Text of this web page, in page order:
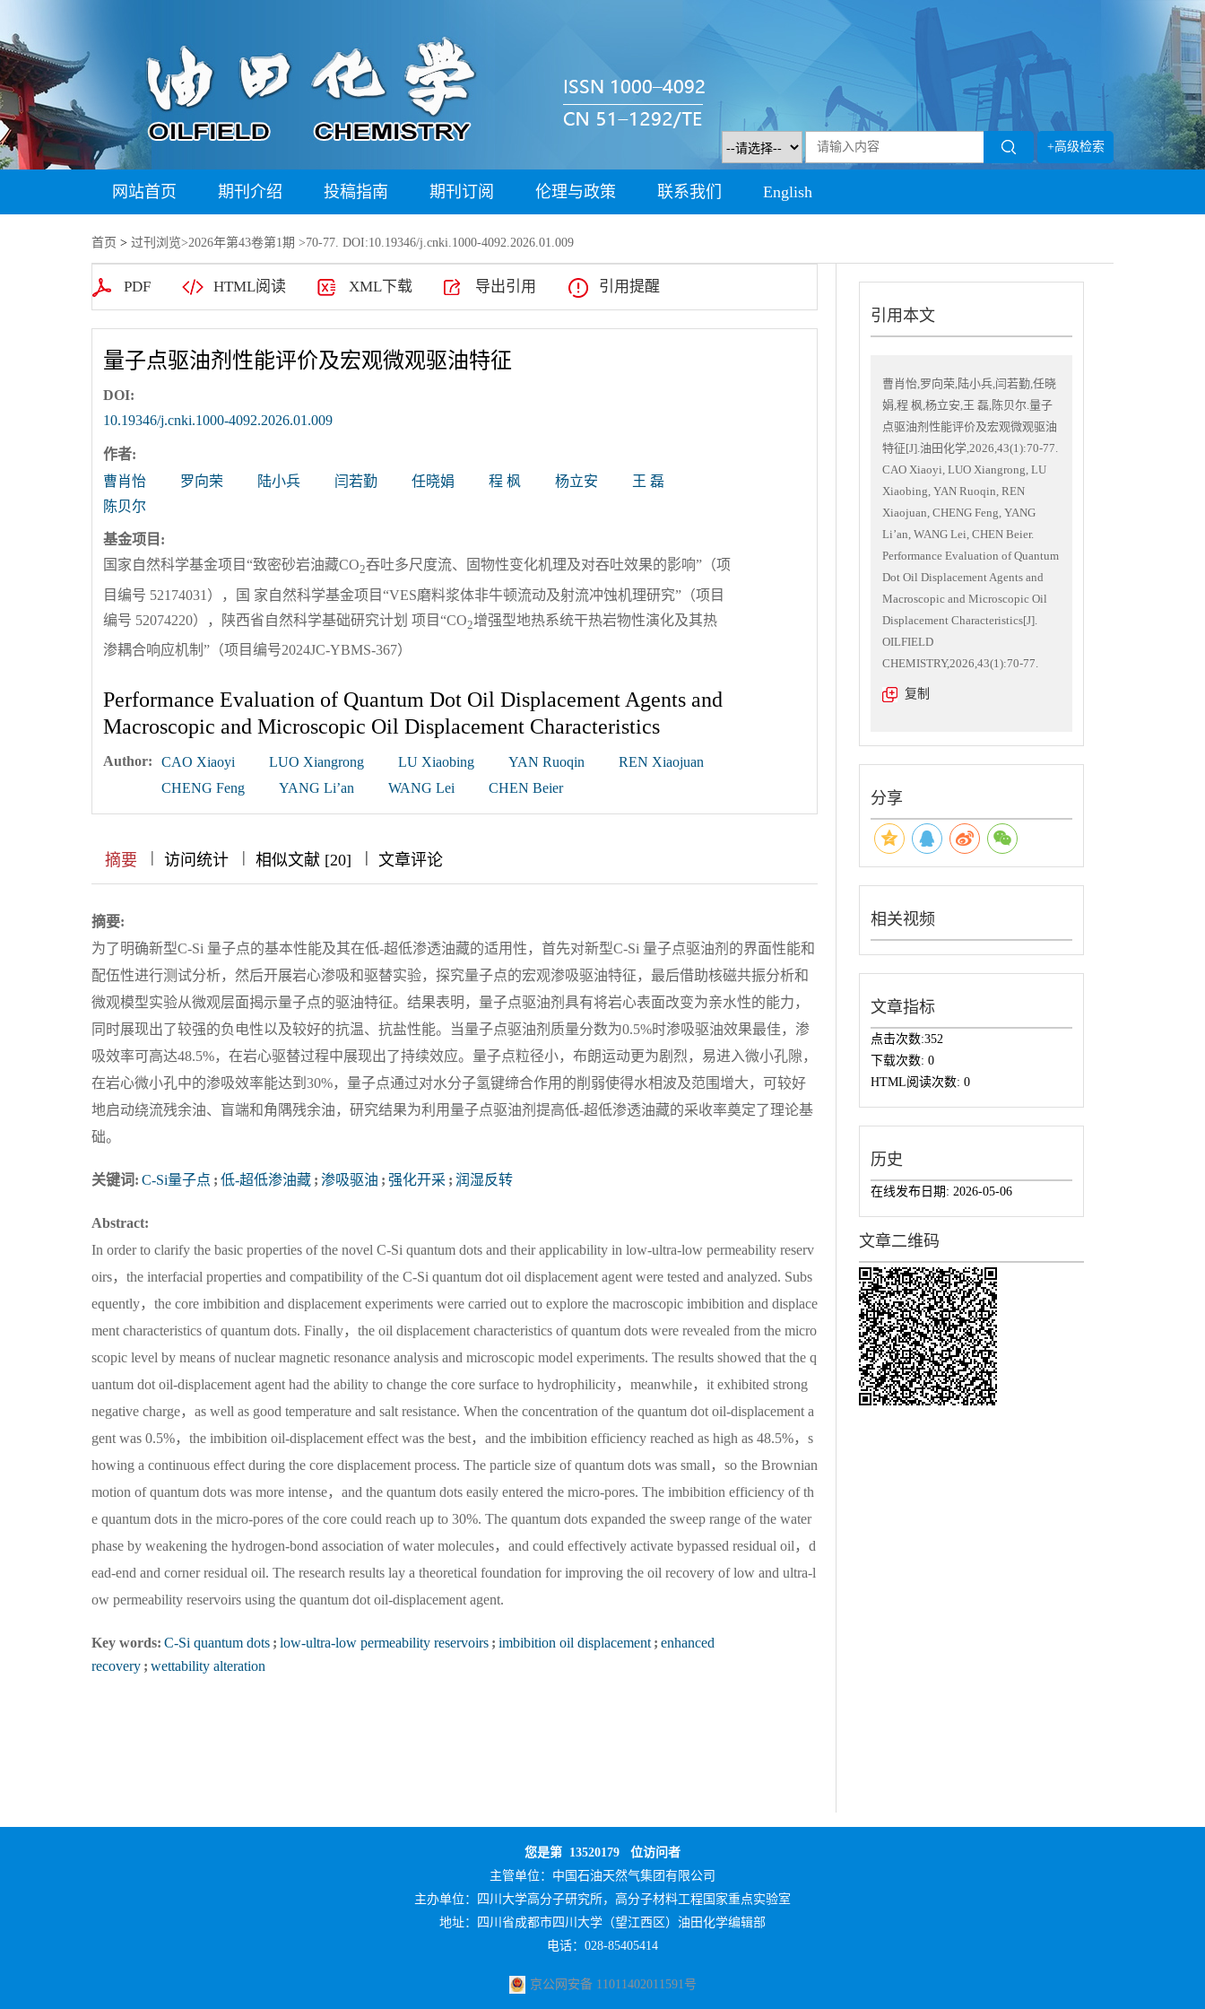
+高级检索
网站首页 期刊介绍 投稿指南 期刊订阅 伦理与政策 联系我们 English
首页 > 过刊浏览>2026年第43卷第1期 >70-77. DOI:10.19346/j.cnki.1000-4092.2026.01.009
PDF HTML阅读 XML下载 导出引用 引用提醒
量子点驱油剂性能评价及宏观微观驱油特征
DOI:
10.19346/j.cnki.1000-4092.2026.01.009
作者:
曹肖怡
罗向荣 陆小兵 闫若勤 任晓娟 程 枫 杨立安
王 磊
陈贝尔
基金项目:
国家自然科学基金项目“致密砂岩油藏CO2吞吐多尺度流、固物性变化机理及对吞吐效果的影响”（项
目编号 52174031），国 家自然科学基金项目“VES磨料浆体非牛顿流动及射流冲蚀机理研究”（项目
编号 52074220），陕西省自然科学基础研究计划 项目“CO2增强型地热系统干热岩物性演化及其热
渗耦合响应机制”（项目编号2024JC-YBMS-367）
Performance Evaluation of Quantum Dot Oil Displacement Agents and
Macroscopic and Microscopic Oil Displacement Characteristics
Author: CAO Xiaoyi LUO Xiangrong LU Xiaobing YAN Ruoqin
REN Xiaojuan
CHENG Feng
YANG Li’an WANG Lei CHEN Beier
摘要 || 访问统计 || 相似文献 [20] ||| 文章评论
摘要:
为了明确新型C-Si 量子点的基本性能及其在低-超低渗透油藏的适用性，首先对新型C-Si 量子点驱油剂的界面性能和
配伍性进行测试分析，然后开展岩心渗吸和驱替实验，探究量子点的宏观渗吸驱油特征，最后借助核磁共振分析和
微观模型实验从微观层面揭示量子点的驱油特征。结果表明，量子点驱油剂具有将岩心表面改变为亲水性的能力，
同时展现出了较强的负电性以及较好的抗温、抗盐性能。当量子点驱油剂质量分数为0.5%时渗吸驱油效果最佳，渗
吸效率可高达48.5%，在岩心驱替过程中展现出了持续效应。量子点粒径小，布朗运动更为剧烈，易进入微小孔隙，
在岩心微小孔中的渗吸效率能达到30%，量子点通过对水分子氢键缔合作用的削弱使得水相波及范围增大，可较好
地启动绕流残余油、盲端和角隅残余油，研究结果为利用量子点驱油剂提高低-超低渗透油藏的采收率奠定了理论基
础。
关键词: C-Si量子点 ; 低-超低渗油藏 ; 渗吸驱油 ; 强化开采 ; 润湿反转
Abstract:
In order to clarify the basic properties of the novel C-Si quantum dots and their applicability in low-ultra-low permeability reserv
oirs，the interfacial properties and compatibility of the C-Si quantum dot oil displacement agent were tested and analyzed. Subs
equently，the core imbibition and displacement experiments were carried out to explore the macroscopic imbibition and displace
ment characteristics of quantum dots. Finally，the oil displacement characteristics of quantum dots were revealed from the micro
scopic level by means of nuclear magnetic resonance analysis and microscopic model experiments. The results showed that the q
uantum dot oil-displacement agent had the ability to change the core surface to hydrophilicity，meanwhile，it exhibited strong
negative charge，as well as good temperature and salt resistance. When the concentration of the quantum dot oil-displacement a
gent was 0.5%，the imbibition oil-displacement effect was the best，and the imbibition efficiency reached as high as 48.5%，s
howing a continuous effect during the core displacement process. The particle size of quantum dots was small，so the Brownian
motion of quantum dots was more intense，and the quantum dots easily entered the micro-pores. The imbibition efficiency of th
e quantum dots in the micro-pores of the core could reach up to 30%. The quantum dots expanded the sweep range of the water
phase by weakening the hydrogen-bond association of water molecules，and could effectively activate bypassed residual oil，d
ead-end and corner residual oil. The research results lay a theoretical foundation for improving the oil recovery of low and ultra-l
ow permeability reservoirs using the quantum dot oil-displacement agent.
Key words: C-Si quantum dots ; low-ultra-low permeability reservoirs ; imbibition oil displacement ; enhanced
recovery ; wettability alteration
引用本文
曹肖怡,罗向荣,陆小兵,闫若勤,任晓
娟,程 枫,杨立安,王 磊,陈贝尔.量子
点驱油剂性能评价及宏观微观驱油
特征[J].油田化学,2026,43(1):70-77.
CAO Xiaoyi, LUO Xiangrong, LU
Xiaobing, YAN Ruoqin, REN
Xiaojuan, CHENG Feng, YANG
Li’an, WANG Lei, CHEN Beier.
Performance Evaluation of Quantum
Dot Oil Displacement Agents and
Macroscopic and Microscopic Oil
Displacement Characteristics[J].
OILFIELD
CHEMISTRY,2026,43(1):70-77.
复制
分享
相关视频
文章指标
点击次数:352
下载次数: 0
HTML阅读次数: 0
历史
在线发布日期: 2026-05-06
文章二维码
您是第 13520179 位访问者
主管单位： 中国石油天然气集团有限公司
主办单位：
四川大学高分子研究所，高分子材料工程国家重点实验室
地址：四川省成都市四川大学（望江西区）油田化学编辑部
电话：028-85405414
京公网安备 11011402011591号